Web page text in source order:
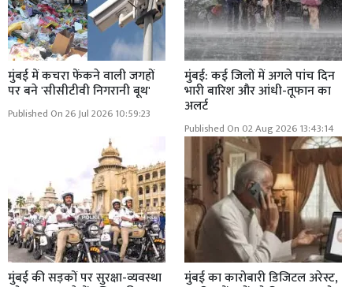
मुंबई में कचरा फेंकने वाली जगहों
पर बने 'सीसीटीवी निगरानी बूथ'
Published On 26 Jul 2026 10:59:23
मुंबई: कई जिलों में अगले पांच दिन
भारी बारिश और आंधी-तूफान का
अलर्ट
Published On 02 Aug 2026 13:43:14
मुंबई की सड़कों पर सुरक्षा-व्यवस्था मुंबई का कारोबारी डिजिटल अरेस्ट,